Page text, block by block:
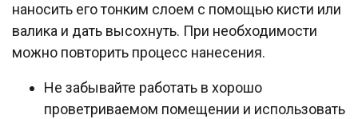
наносить его тонким слоем с помощью кисти или
валика и дать высохнуть. При необходимости
можно повторить процесс нанесения.
Не забывайте работать в хорошо
проветриваемом помещении и использовать